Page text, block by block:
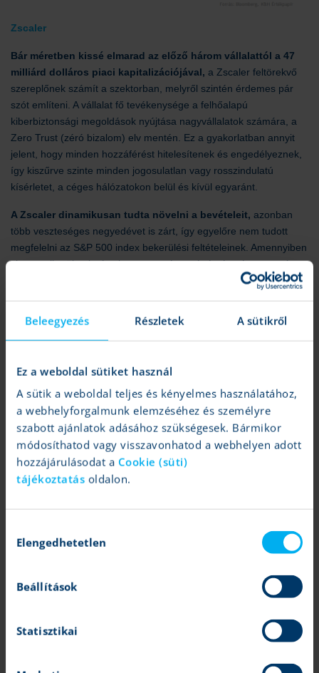
Beleegyezés Részletek A sütikről
Ez a weboldal sütiket használ
A sütik a weboldal teljes és kényelmes használatához,
a webhelyforgalmunk elemzéséhez és személyre
szabott ajánlatok adásához szükségesek. Bármikor
módosíthatod vagy visszavonhatod a webhelyen adott
hozzájárulásodat a Cookie (süti)
tájékoztatás oldalon.
kiválasztása
Elengedhetetlen
Beállítások
Statisztikai
Zscaler
Bár méretben kissé elmarad az előző három vállalattól a 47
milliárd dolláros piaci kapitalizációjával, a Zscaler feltörekvő
szereplőnek számít a szektorban, melyről szintén érdemes pár
szót említeni. A vállalat fő tevékenysége a felhőalapú
kiberbiztonsági megoldások nyújtása nagyvállalatok számára, a
Zero Trust (zéró bizalom) elv mentén. Ez a gyakorlatban annyit
jelent, hogy minden hozzáférést hitelesítenek és engedélyeznek,
így kiszűrve szinte minden jogosulatlan vagy rosszindulatú
kísérletet, a céges hálózatokon belül és kívül egyaránt.
A Zscaler dinamikusan tudta növelni a bevételeit, azonban
több veszteséges negyedévet is zárt, így egyelőre nem tudott
megfelelni az S&P 500 index bekerülési feltételeinek. Amennyiben
viszont sikerülne javítania a nyereségességén és négy egymást
követő pozitív negyedévet zárnia, egyből a második legjobban
évben közel 70 százalékot emelkedett a Zscaler árfolyama.
A Zscaler napi grafikonja (2025. 06. 24. nyitás előtt)
Érdemes megvizsgálni a vállalatok értékeltségét is a fentiek
prémiummal forog az 500 legnagyobb amerikai vállalatot követő
S&P 500 indexhez képest. Ez nem meglepő, figyelembe véve,
mutatók jellemzőek, továbbá a magasabb növekedési kilátások is